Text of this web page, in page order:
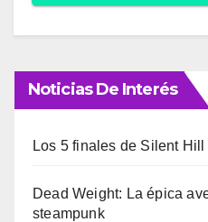
Noticias De Interés
Los 5 finales de Silent
Dead Weight: La épica
steampunk